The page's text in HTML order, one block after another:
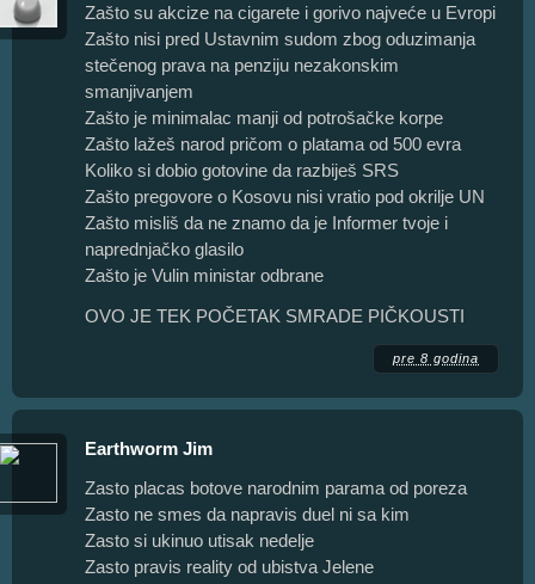
Zašto su akcize na cigarete i gorivo najveće u Evropi
Zašto nisi pred Ustavnim sudom zbog oduzimanja
stečenog prava na penziju nezakonskim
smanjivanjem
Zašto je minimalac manji od potrošačke korpe
Zašto lažeš narod pričom o platama od 500 evra
Koliko si dobio gotovine da razbiješ SRS
Zašto pregovore o Kosovu nisi vratio pod okrilje UN
Zašto misliš da ne znamo da je Informer tvoje i
naprednjačko glasilo
Zašto je Vulin ministar odbrane
OVO JE TEK POČETAK SMRADE PIČKOUSTI
pre 8 godina
Earthworm Jim
Zasto placas botove narodnim parama od poreza
Zasto ne smes da napravis duel ni sa kim
Zasto si ukinuo utisak nedelje
Zasto pravis reality od ubistva Jelene